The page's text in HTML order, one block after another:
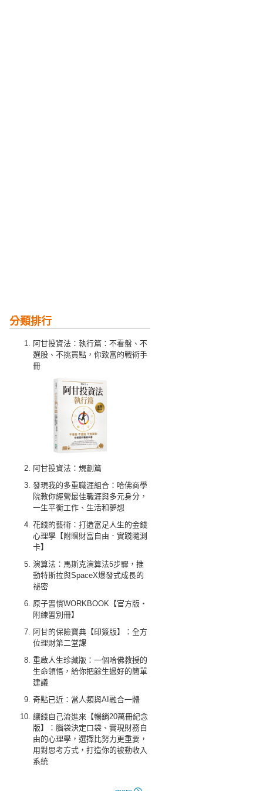
分類排行
阿甘投資法：執行篇：不看盤、不
選股、不挑買點，你致富的戰術手
冊
阿甘投資法：規劃篇
發現我的多重職涯組合：哈佛商學
院教你經營最佳職涯與多元身分，
一生平衡工作、生活和夢想
花錢的藝術：打造富足人生的金錢
心理學【附贈財富自由．實踐隨測
卡】
演算法：馬斯克演算法5步驟，推
動特斯拉與SpaceX爆發式成長的
祕密
原子習慣WORKBOOK【官方版‧
附練習別冊】
阿甘的保險寶典【印簽版】：全方
位理財第二堂課
重啟人生珍藏版：一個哈佛教授的
生命領悟，給你把餘生過好的簡單
建議
奇點已近：當人類與AI融合一體
讓錢自己流進來【暢銷20萬冊紀念
版】：腦袋決定口袋、實現財務自
由的心理學，選擇比努力更重要，
用對思考方式，打造你的被動收入
系統